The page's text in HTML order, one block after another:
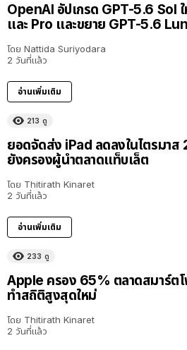
OpenAI อัปเกรด GPT-5.6 Sol
และ Pro และขยาย GPT-5.6
โดย Nattida Suriyodara
2 วันที่แล้ว
อ่านเพิ่มเติม
213 ดู
ยอดจัดส่ง iPad ลดลงในไตรมา
ยังครองผู้นำตลาดแท็บเล็ต
โดย Thitirath Kinaret
2 วันที่แล้ว
อ่านเพิ่มเติม
233 ดู
Apple ครอง 65% ตลาดสมาร์ต
ทำสถิติสูงสุดใหม่
โดย Thitirath Kinaret
2 วันที่แล้ว